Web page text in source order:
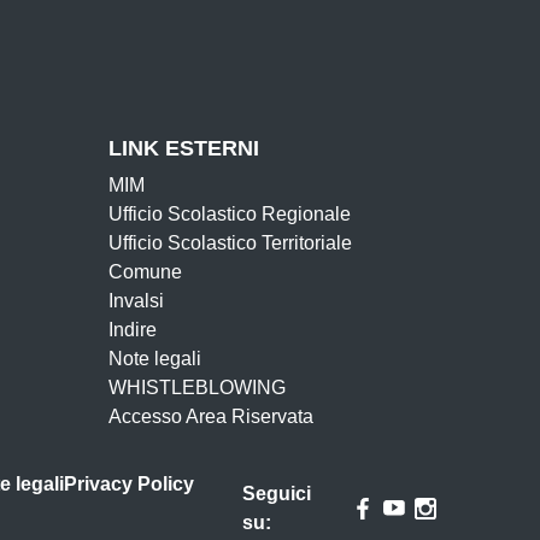
LINK ESTERNI
MIM
Ufficio Scolastico Regionale
Ufficio Scolastico Territoriale
Comune
Invalsi
Indire
Note legali
WHISTLEBLOWING
Accesso Area Riservata
legaliPrivacy Policy
Seguici
su: